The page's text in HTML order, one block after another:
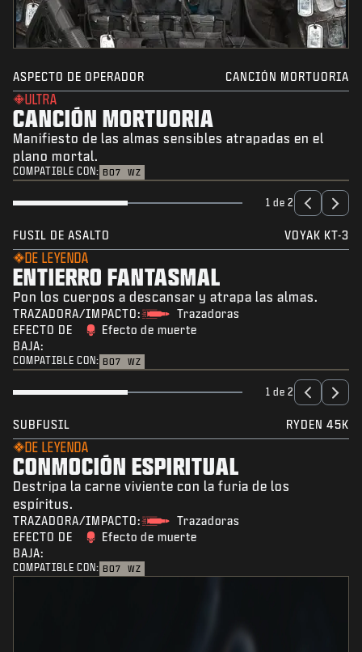
ASPECTO DE OPERADOR CANCIÓN MORTUORIA
ULTRA
CANCIÓN MORTUORIA
Manifiesto de las almas sensibles atrapadas en el
plano mortal.
COMPATIBLE CON: BO7 WZ
1 de 2
FUSIL DE ASALTO VOYAK KT-3
DE LEYENDA
ENTIERRO FANTASMAL
Pon los cuerpos a descansar y atrapa las almas.
TRAZADORA/IMPACTO:
Trazadoras
EFECTO DE
BAJA:
Efecto de muerte
COMPATIBLE CON: BO7 WZ
1 de 2
SUBFUSIL RYDEN 45K
DE LEYENDA
CONMOCIÓN ESPIRITUAL
Destripa la carne viviente con la furia de los
espíritus.
TRAZADORA/IMPACTO:
Trazadoras
EFECTO DE
BAJA:
Efecto de muerte
COMPATIBLE CON: BO7 WZ